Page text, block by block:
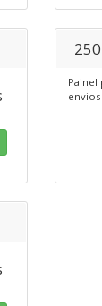
Painel
envios